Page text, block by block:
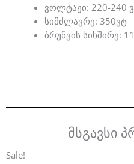
ვოლტაჟი: 220-240
სიმძლავრე: 350ვტ
ბრუნვის სიხშირე:
მსგავსი
Sale!